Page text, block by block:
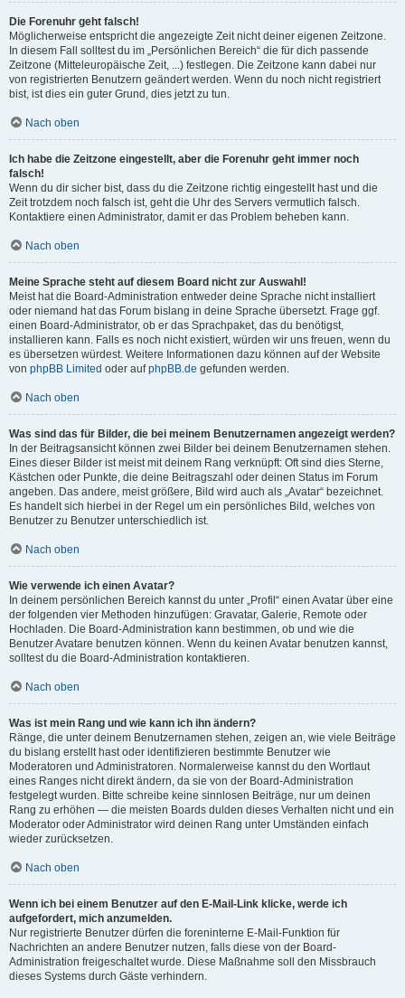
Die Forenuhr geht falsch!
Möglicherweise entspricht die angezeigte Zeit nicht deiner eigenen Zeitzone.
In diesem Fall solltest du im „Persönlichen Bereich“ die für dich passende
Zeitzone (Mitteleuropäische Zeit, ...) festlegen. Die Zeitzone kann dabei nur
von registrierten Benutzern geändert werden. Wenn du noch nicht registriert
bist, ist dies ein guter Grund, dies jetzt zu tun.
Nach oben
Ich habe die Zeitzone eingestellt, aber die Forenuhr geht immer noch
falsch!
Wenn du dir sicher bist, dass du die Zeitzone richtig eingestellt hast und die
Zeit trotzdem noch falsch ist, geht die Uhr des Servers vermutlich falsch.
Kontaktiere einen Administrator, damit er das Problem beheben kann.
Nach oben
Meine Sprache steht auf diesem Board nicht zur Auswahl!
Meist hat die Board-Administration entweder deine Sprache nicht installiert
oder niemand hat das Forum bislang in deine Sprache übersetzt. Frage ggf.
einen Board-Administrator, ob er das Sprachpaket, das du benötigst,
installieren kann. Falls es noch nicht existiert, würden wir uns freuen, wenn du
es übersetzen würdest. Weitere Informationen dazu können auf der Website
von phpBB Limited oder aufphpBB.de gefunden werden.
Nach oben
Was sind das für Bilder, die bei meinem Benutzernamen angezeigt werden?
In der Beitragsansicht können zwei Bilder bei deinem Benutzernamen stehen.
Eines dieser Bilder ist meist mit deinem Rang verknüpft: Oft sind dies Sterne,
Kästchen oder Punkte, die deine Beitragszahl oder deinen Status im Forum
angeben. Das andere, meist größere, Bild wird auch als „Avatar“ bezeichnet.
Es handelt sich hierbei in der Regel um ein persönliches Bild, welches von
Benutzer zu Benutzer unterschiedlich ist.
Nach oben
Wie verwende ich einen Avatar?
In deinem persönlichen Bereich kannst du unter „Profil“ einen Avatar über eine
der folgenden vier Methoden hinzufügen: Gravatar, Galerie, Remote oder
Hochladen. Die Board-Administration kann bestimmen, ob und wie die
Benutzer Avatare benutzen können. Wenn du keinen Avatar benutzen kannst,
solltest du die Board-Administration kontaktieren.
Nach oben
Was ist mein Rang und wie kann ich ihn ändern?
Ränge, die unter deinem Benutzernamen stehen, zeigen an, wie viele Beiträge
du bislang erstellt hast oder identifizieren bestimmte Benutzer wie
Moderatoren und Administratoren. Normalerweise kannst du den Wortlaut
eines Ranges nicht direkt ändern, da sie von der Board-Administration
festgelegt wurden. Bitte schreibe keine sinnlosen Beiträge, nur um deinen
Rang zu erhöhen — die meisten Boards dulden dieses Verhalten nicht und ein
Moderator oder Administrator wird deinen Rang unter Umständen einfach
wieder zurücksetzen.
Nach oben
Wenn ich bei einem Benutzer auf den E-Mail-Link klicke, werde ich
aufgefordert, mich anzumelden.
Nur registrierte Benutzer dürfen die foreninterne E-Mail-Funktion für
Nachrichten an andere Benutzer nutzen, falls diese von der Board-
Administration freigeschaltet wurde. Diese Maßnahme soll den Missbrauch
dieses Systems durch Gäste verhindern.